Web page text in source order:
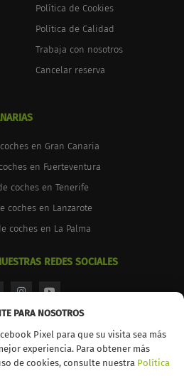
PARA NOSOTROS
Pixel para que su visita sea más
experiencia. Para obtener más
de cookies, consulte nuestra Política
Política de Cookies
Política de Calidad
Trabaja con nosotros
Cancelar reserva
en Gran Canaria
en Fuerteventura
coches en Tenerife
coches en Lanzarote
coches en La Palma
REDES SOCIALES
instagramyoutube
los derechos reservados